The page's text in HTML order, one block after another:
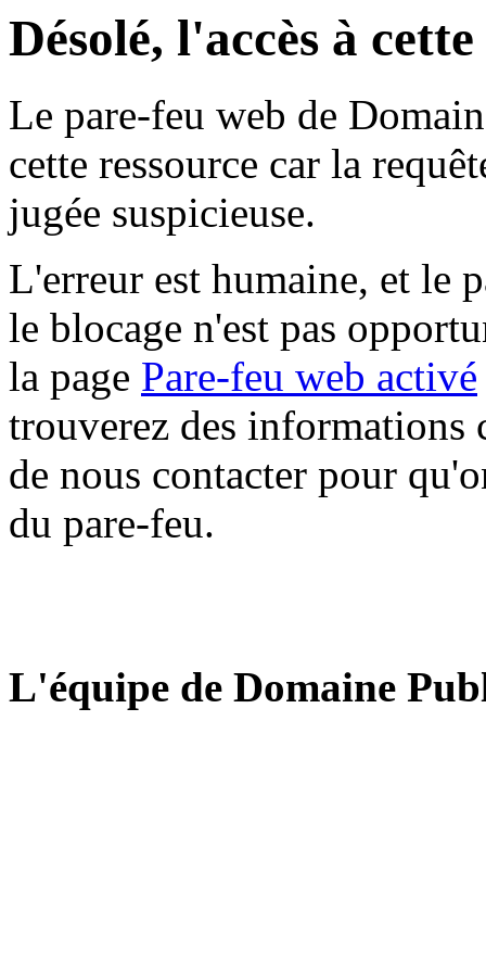
Désolé, l'accès à
Le pare-feu web de
cette ressource car la
jugée suspicieuse.
L'erreur est humaine, et le
le blocage n'est pas
la page Pare-feu web activé
trouverez des informations
de nous contacter pour
du pare-feu.
L'équipe de Domaine